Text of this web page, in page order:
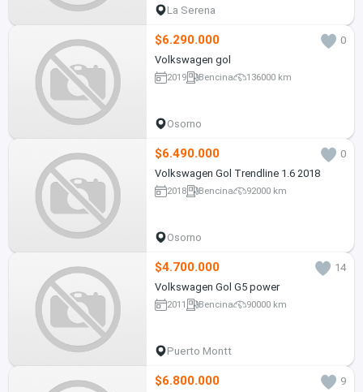
La Serena
$6.290.000
0
Volkswagen gol
2019 Bencina 136000 km
Osorno
$6.490.000
0
Volkswagen Gol Trendline 1.6 2018
2018 Bencina 92000 km
Osorno
$4.700.000
14
Volkswagen Gol G5 power
2011 Bencina 90000 km
Puerto Montt
$6.800.000
9